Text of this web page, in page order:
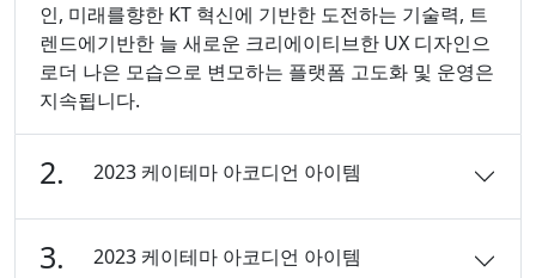
인, 미래를향한 KT 혁신에 기반한 도전하는 기술력, 트
렌드에기반한 늘 새로운 크리에이티브한 UX 디자인으
로더 나은 모습으로 변모하는 플랫폼 고도화 및 운영은
지속됩니다.
2. 2023 케이테마 아코디언 아이템
3. 2023 케이테마 아코디언 아이템